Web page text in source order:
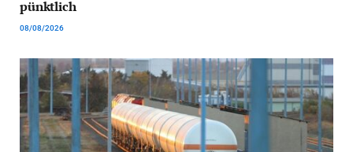
pünktlich
08/08/2026